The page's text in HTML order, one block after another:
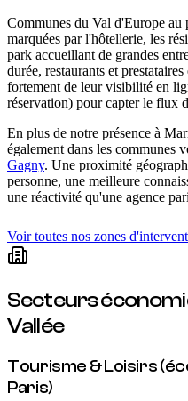
Communes du Val d'Europe au
marquées par l'hôtellerie, les
park accueillant de grandes
durée, restaurants et
fortement de leur visibilité en
réservation) pour capter le flux
En plus de notre présence à
également dans les communes
Gagny. Une proximité
personne, une meilleure
une réactivité qu'une agence
Voir toutes nos zones
Secteurs
Vallée
Tourisme & Loisirs
Paris)